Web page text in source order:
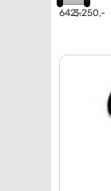
642,-3.250,-